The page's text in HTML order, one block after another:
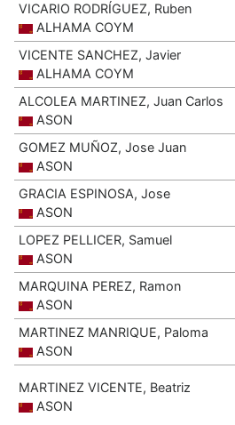
VICARIO RODRÍGUEZ, Ruben
ALHAMA COYM
VICENTE SANCHEZ, Javier
ALHAMA COYM
ALCOLEA MARTINEZ, Juan Carlos
ASON
GOMEZ MUÑOZ, Jose Juan
ASON
GRACIA ESPINOSA, Jose
ASON
LOPEZ PELLICER, Samuel
ASON
MARQUINA PEREZ, Ramon
ASON
MARTINEZ MANRIQUE, Paloma
ASON
MARTINEZ VICENTE, Beatriz
ASON